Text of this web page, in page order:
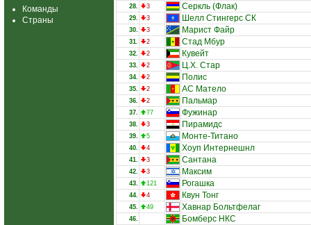
Команды
Страны
28. 3 Серкль (Флак)
29. 3 Шелл Стингерс СК
30. 3 Марист Файр
31. 2 Стад Мбур
32. 2 Кувейт
33. 2 Ц.Х. Стар
34. 2 Полис
35. 2 АС Матело
36. 2 Пальмар
37. 77 Фужинар
38. 3 Пирамидс
39. 5 Монте-Титано
40. 4 Хоуп Интернешнл
41. 3 Сантана
42. 3 Максим
43. 121 Рогашка
44. 4 Квун Тонг
45. 49 Хавнар Больтфелаг
46. Бомберс НКС